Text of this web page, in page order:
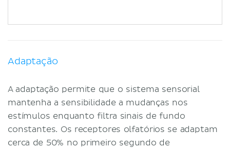
Adaptação
A adaptação permite que o sistema sensorial
mantenha a sensibilidade a mudanças nos
estímulos enquanto filtra sinais de fundo
constantes. Os receptores olfatórios se adaptam
cerca de 50% no primeiro segundo de